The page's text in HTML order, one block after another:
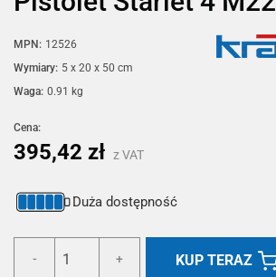
MPN: 12526
Wymiary: 5 x 20 x 50 cm
Waga: 0.91 kg
Cena:
395,42 zł z VAT
Duża dostępność
- + KUP TERAZ